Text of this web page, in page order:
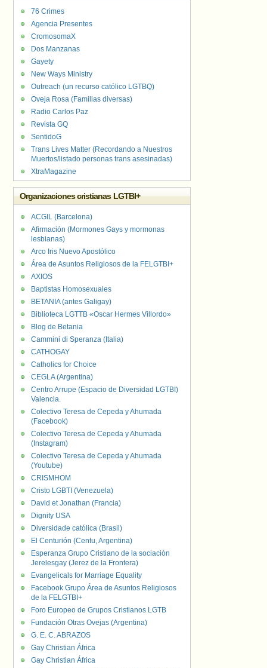
76 Crimes
Agencia Presentes
CromosomaX
Dos Manzanas
Gayety
New Ways Ministry
Outreach (un recurso católico LGTBQ)
Oveja Rosa (Familias diversas)
Radio Carlos Paz
Revista GQ
SentidoG
Trans Lives Matter (Recordando a Nuestros
Muertos/listado personas trans asesinadas)
XtraMagazine
Organizaciones cristianas LGTBI+
ACGIL (Barcelona)
Afirmación (Mormones Gays y mormonas
lesbianas)
Arco Iris Nuevo Apostólico
Área de Asuntos Religiosos de la FELGTBI+
AXIOS
Baptistas Homosexuales
BETANIA (antes Galigay)
Biblioteca LGTTB «Oscar Hermes Villordo»
Blog de Betania
Cammini di Speranza (Italia)
CATHOGAY
Catholics for Choice
CEGLA (Argentina)
Centro Arrupe (Espacio de Diversidad LGTBI)
Valencia.
Colectivo Teresa de Cepeda y Ahumada
(Facebook)
Colectivo Teresa de Cepeda y Ahumada
(Instagram)
Colectivo Teresa de Cepeda y Ahumada
(Youtube)
CRISMHOM
Cristo LGBTI (Venezuela)
David et Jonathan (Francia)
Dignity USA
Diversidade católica (Brasil)
El Centurión (Centu, Argentina)
Esperanza Grupo Cristiano de la sociación
Jerelesgay (Jerez de la Frontera)
Evangelicals for Marriage Equality
Facebook Grupo Área de Asuntos Religiosos
de la FELGTBI+
Foro Europeo de Grupos Cristianos LGTB
Fundación Otras Ovejas (Argentina)
G. E. C. ABRAZOS
Gay Christian África
Gay Christian África